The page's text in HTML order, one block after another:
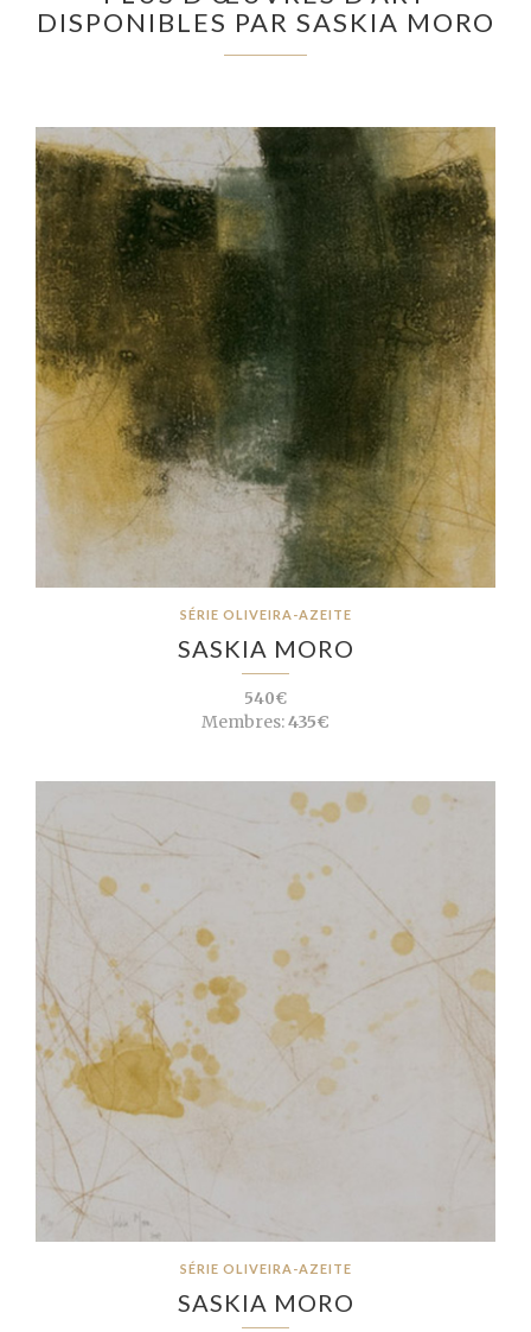
DISPONIBLES PAR SASKIA MORO
SÉRIE OLIVEIRA-AZEITE
SASKIA MORO
540€
Membres:435€
SÉRIE OLIVEIRA-AZEITE
SASKIA MORO